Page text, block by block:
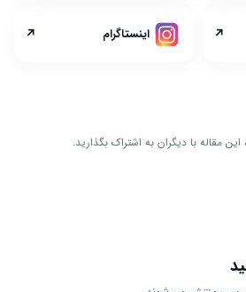
↗ اینستاگرام ↗
این مقاله با دیگران به اشتراک بگذارید.